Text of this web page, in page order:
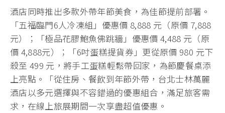
酒店同時推出多款外帶年節美食，為佳節提前部署。
「五福臨門6人冷凍組」優惠價 8,888 元（原價 7,888
元）；「極品花膠鮑魚佛跳牆」優惠價 4,488 元（原
價 4,888元）；「6吋蛋糕提貨券」更從原價 980 元下
殺至 499 元，將手工蛋糕輕鬆帶回家，為節慶餐桌添
上亮點。「從住房、餐飲到年節外帶，台北士林萬麗
酒店以多元選擇與不容錯過的優惠組合，滿足旅客需
求，在線上旅展期間一次享盡超值優惠。